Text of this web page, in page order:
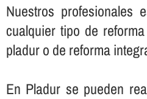
Nuestros profesionales
cualquier tipo de
pladur o de reforma
En Pladur se pueden